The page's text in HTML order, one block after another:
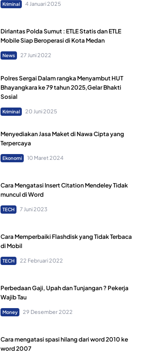
Kriminal 4 Januari 2025
Dirlantas Polda Sumut : ETLE Statis dan ETLE
Mobile Siap Beroperasi di Kota Medan
News 27 Juni 2022
Polres Sergai Dalam rangka Menyambut HUT
Bhayangkara ke 79 tahun 2025,Gelar Bhakti
Sosial
Kriminal 20 Juni 2025
Menyediakan Jasa Maket di Nawa Cipta yang
Terpercaya
Ekonomi 10 Maret 2024
Cara Mengatasi Insert Citation Mendeley Tidak
muncul di Word
TECH 7 Juni 2023
Cara Memperbaiki Flashdisk yang Tidak Terbaca
di Mobil
TECH 22 Februari 2022
Perbedaan Gaji, Upah dan Tunjangan ? Pekerja
Wajib Tau
Money 29 Desember 2022
Cara mengatasi spasi hilang dari word 2010 ke
word 2007